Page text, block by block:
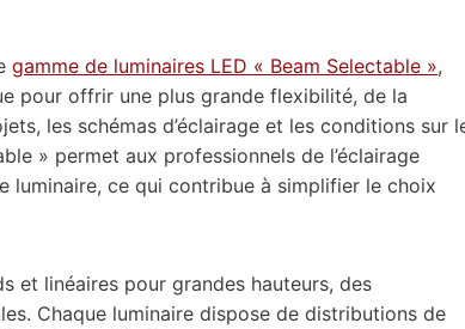
gamme de luminaires LED « Beam Selectable »,
pour offrir une plus grande flexibilité, de la
les schémas d’éclairage et les conditions sur
» permet aux professionnels de l’éclairage
luminaire, ce qui contribue à simplifier le choix
et linéaires pour grandes hauteurs, des
Chaque luminaire dispose de distributions de